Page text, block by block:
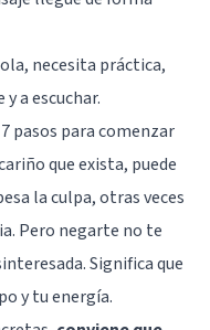
necesita práctica,
a escuchar.
pasos para comenzar
que exista, puede
la culpa, otras veces
Pero negarte no te
Significa que
y tu energía.